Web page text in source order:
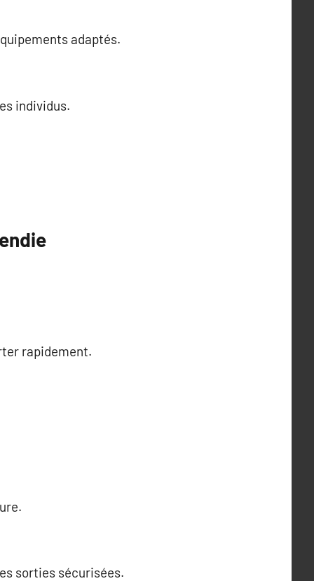
adaptés.
individus.
rapidement.
sorties sécurisées.